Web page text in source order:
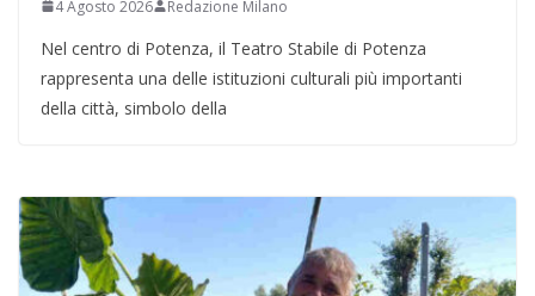
4 Agosto 2026 Redazione Milano
Nel centro di Potenza, il Teatro Stabile di Potenza
rappresenta una delle istituzioni culturali più importanti
della città, simbolo della